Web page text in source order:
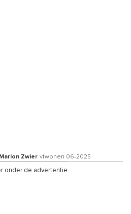
Zwier vtwonen 06-2025
onder de advertentie